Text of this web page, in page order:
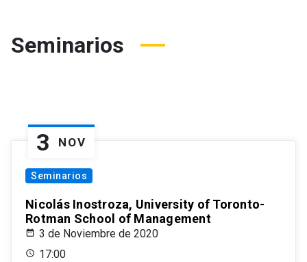
Seminarios
3 NOV
Seminarios
Nicolás Inostroza, University of Toronto-
Rotman School of Management
3 de Noviembre de 2020
17:00